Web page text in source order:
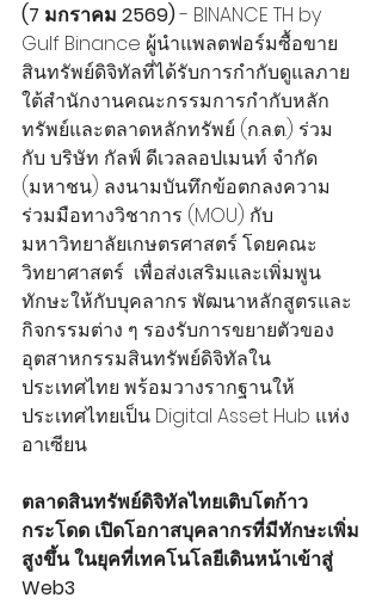
(7 มกราคม 2569) - BINANCE TH by
Gulf Binance ผู้นำแพลตฟอร์มซื้อขาย
สินทรัพย์ดิจิทัลที่ได้รับการกำกับดูแลภาย
ใต้สำนักงานคณะกรรมการกำกับหลัก
ทรัพย์และตลาดหลักทรัพย์ (ก.ล.ต.) ร่วม
กับ บริษัท กัลฟ์ ดีเวลลอปเมนท์ จำกัด
(มหาชน) ลงนามบันทึกข้อตกลงความ
ร่วมมือทางวิชาการ (MOU) กับ
มหาวิทยาลัยเกษตรศาสตร์ โดยคณะ
วิทยาศาสตร์  เพื่อส่งเสริมและเพิ่มพูน
ทักษะให้กับบุคลากร พัฒนาหลักสูตรและ
กิจกรรมต่าง ๆ รองรับการขยายตัวของ
อุตสาหกรรมสินทรัพย์ดิจิทัลใน
ประเทศไทย พร้อมวางรากฐานให้
ประเทศไทยเป็น Digital Asset Hub แห่ง
อาเซียน
ตลาดสินทรัพย์ดิจิทัลไทยเติบโตก้าว
กระโดด เปิดโอกาสบุคลากรที่มีทักษะเพิ่ม
สูงขึ้น ในยุคที่เทคโนโลยีเดินหน้าเข้าสู่
Web3